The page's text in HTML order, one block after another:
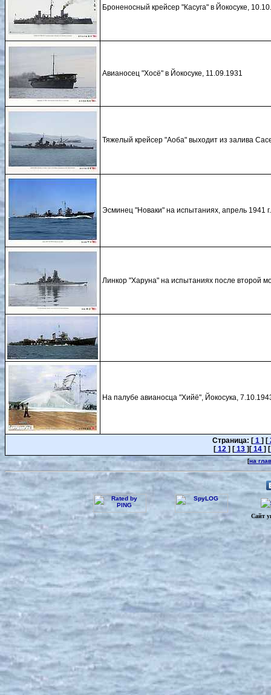
Броненосный крейсер "Касуга" в Йокосуке,
Авианосец "Хосё" в Йокосуке, 11.09.1931
Тяжелый крейсер "Аоба" выходит из залива
Эсминец "Новаки" на испытаниях, апрель 1941 г.
Линкор "Харуна" на испытаниях после второй
На палубе авианосца "Хийё", Йокосука,
Страница: [ 1 ] [
[12 ] [13 ][14 ] [
[на
Сайт